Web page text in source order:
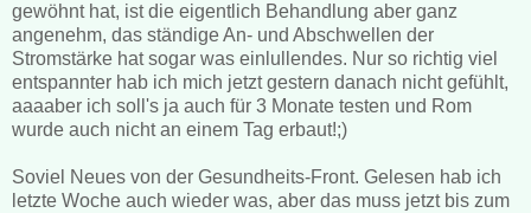
gewöhnt hat, ist die eigentlich Behandlung aber ganz
angenehm, das ständige An- und Abschwellen der
Stromstärke hat sogar was einlullendes. Nur so richtig viel
entspannter hab ich mich jetzt gestern danach nicht gefühlt,
aaaaber ich soll's ja auch für 3 Monate testen und Rom
wurde auch nicht an einem Tag erbaut!;)
Soviel Neues von der Gesundheits-Front. Gelesen hab ich
letzte Woche auch wieder was, aber das muss jetzt bis zum